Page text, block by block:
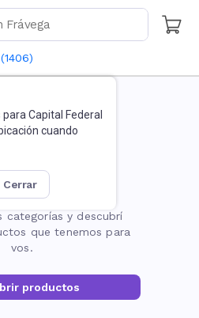
(1406)
para Capital Federal
cuando
cerrar
no existe
categorías y descubrí
que tenemos para
vos.
productos